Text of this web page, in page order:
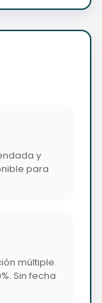
y
para
múltiple.
Sin fecha